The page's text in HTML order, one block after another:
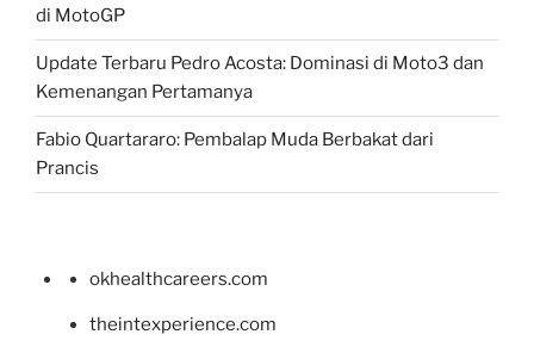
di MotoGP
Update Terbaru Pedro Acosta: Dominasi di Moto3 dan
Kemenangan Pertamanya
Fabio Quartararo: Pembalap Muda Berbakat dari
Prancis
okhealthcareers.com
theintexperience.com